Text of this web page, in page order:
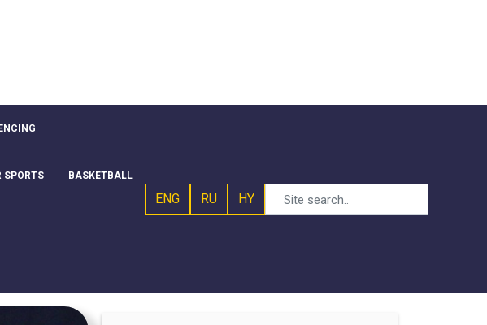
SPORTS BASKETBALL
ENG RU HY